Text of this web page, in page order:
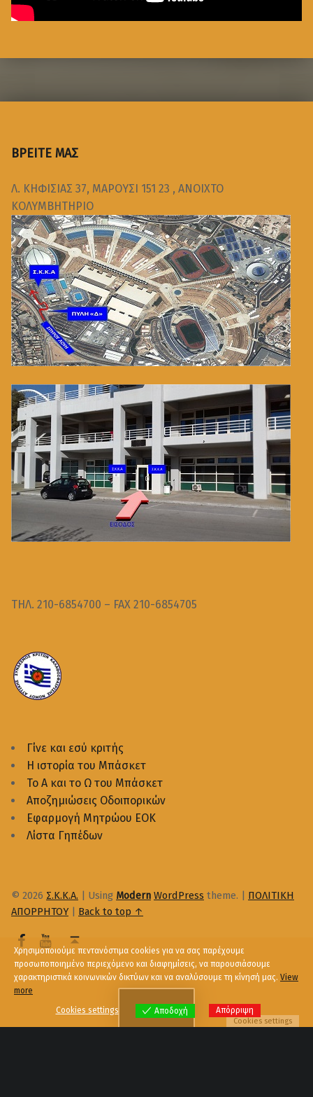
Menu
ΒΡΕΙΤΕ ΜΑΣ
Λ. ΚΗΦΙΣΙΑΣ 37, ΜΑΡΟΥΣΙ 151 23 , ΑΝΟΙΧΤΟ
ΚΟΛΥΜΒΗΤΗΡΙΟ
ΤΗΛ. 210-6854700 – FAX 210-6854705
Γίνε και εσύ κριτής
Η ιστορία του Μπάσκετ
Το Α και το Ω του Μπάσκετ
Αποζημιώσεις Οδοιπορικών
Εφαρμογή Μητρώου ΕΟΚ
Λίστα Γηπέδων
© 2026 Σ.Κ.Κ.Α. | Using Modern WordPress theme. | ΠΟΛΙΤΙΚΗ
ΑΠΟΡΡΗΤΟΥ | Back to top ↑
Χρησιμοποιούμε πεντανόστιμα cookies για να σας παρέχουμε
προσωποποιημένο περιεχόμενο και διαφημίσεις, να παρουσιάσουμε
χαρακτηριστικά κοινωνικών δικτύων και να αναλύσουμε τη κίνησή μας. View
more
Cookies settings
Αποδοχή Απόρριψη
Cookies settings